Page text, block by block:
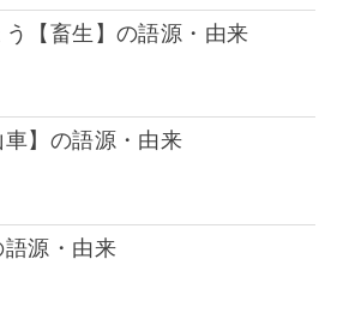
【畜生】の語源・由来
】の語源・由来
源・由来